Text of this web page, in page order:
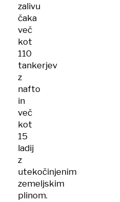
zalivu
čaka
več
kot
110
tankerjev
z
nafto
in
več
kot
15
ladij
z
utekočinjenim
zemeljskim
plinom.